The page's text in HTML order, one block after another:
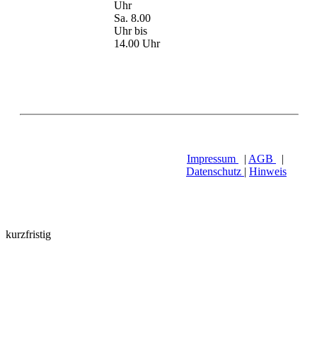
Uhr
Sa. 8.00
Uhr bis
14.00 Uhr
Impressum | AGB
|
Datenschutz | Hinweis
kurzfristig